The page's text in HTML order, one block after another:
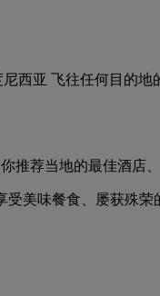
西亚 飞往任何目
推荐当地的最佳酒店、
美味餐食、屡获殊荣